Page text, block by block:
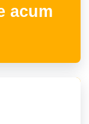
acum